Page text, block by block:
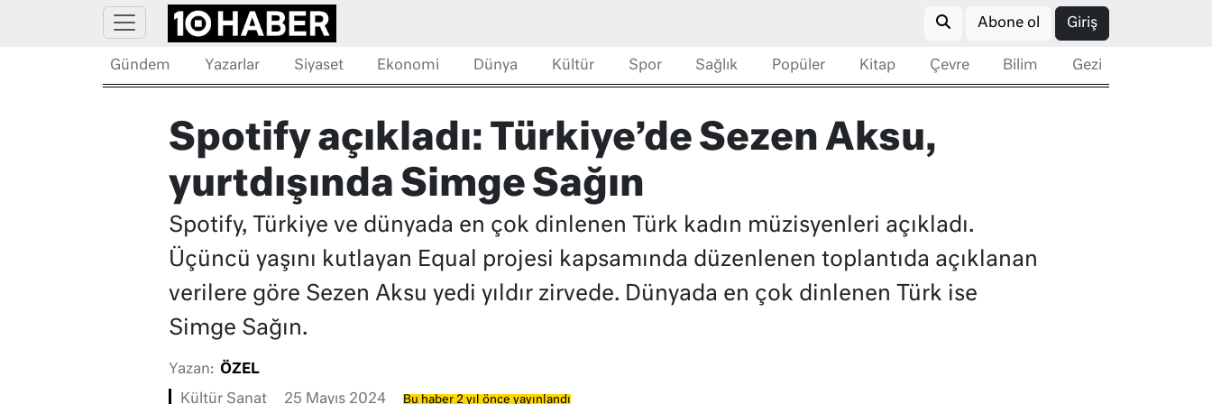
Abone ol Giriş
Gündem Yazarlar Siyaset Ekonomi Dünya Kültür Spor Sağlık Popüler Kitap Çevre Bilim Gezi
Spotify açıkladı: Türkiye’de Sezen Aksu,
yurtdışında Simge Sağın
Spotify, Türkiye ve dünyada en çok dinlenen Türk kadın müzisyenleri açıkladı.
Üçüncü yaşını kutlayan Equal projesi kapsamında düzenlenen toplantıda açıklanan
verilere göre Sezen Aksu yedi yıldır zirvede. Dünyada en çok dinlenen Türk ise
Simge Sağın.
Yazan: ÖZEL
Kültür Sanat 25 Mayıs 2024 Bu haber 2 yıl önce yayınlandı